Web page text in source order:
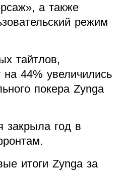
а также
режим
тайтлов,
44% увеличились
покера Zynga
закрыла год в
итоги Zynga за